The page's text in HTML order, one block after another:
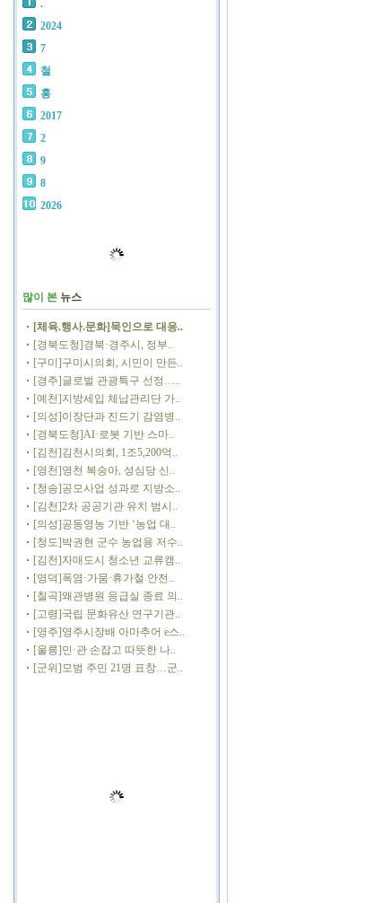
.
2024
7
철
홍
2017
2
9
8
2026
많이 본 뉴스
[체육.행사.문화]묵인으로 대응..
[경북도청]경북·경주시, 정부..
[구미]구미시의회, 시민이 만든..
[경주]글로벌 관광특구 선정…..
[예천]지방세입 체납관리단 가..
[의성]이장단과 진드기 감염병..
[경북도청]AI·로봇 기반 스마..
[김천]김천시의회, 1조5,200억..
[영천]영천 복숭아, 성심당 신..
[청송]공모사업 성과로 지방소..
[김천]2차 공공기관 유치 범시..
[의성]공동영농 기반 ‘농업 대..
[청도]박권현 군수 농업용 저수..
[김천]자매도시 청소년 교류캠..
[영덕]폭염·가뭄·휴가철 안전..
[칠곡]왜관병원 응급실 종료 의..
[고령]국립 문화유산 연구기관..
[영주]영주시장배 아마추어 e스..
[울릉]민·관 손잡고 따뜻한 나..
[군위]모범 주민 21명 표창…군..